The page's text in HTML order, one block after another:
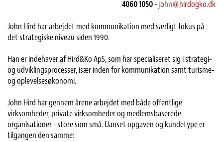
4060 1050- john@hirdogko.dk
John Hird har arbejdet med kommunikation med særligt fokus på
det strategiske niveau siden 1990.
Han er indehaver af Hird&Ko ApS, som har specialiseret sig i strategi-
og udviklingsprocesser, især inden for kommunikation samt turisme-
og oplevelsesøkonomi.
John Hird har gennem årene arbejdet med både offentlige
virksomheder, private virksomheder og medlemsbaserede
organisationer - store som små. Uanset opgaven og kundetype er
tilgangen den samme: